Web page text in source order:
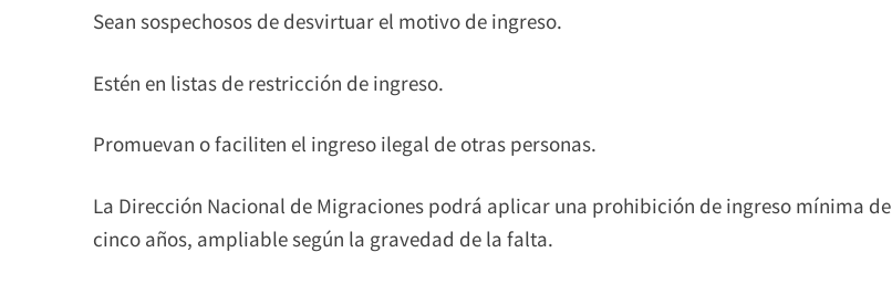
Sean sospechosos de desvirtuar el motivo de ingreso.
Estén en listas de restricción de ingreso.
Promuevan o faciliten el ingreso ilegal de otras personas.
La Dirección Nacional de Migraciones podrá aplicar una prohibición de ingreso mínima de
cinco años, ampliable según la gravedad de la falta.